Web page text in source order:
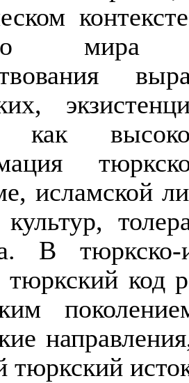
мира
как
исламской
культур,
В
тюркский
тюркский